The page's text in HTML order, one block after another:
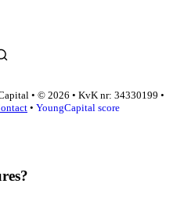
• © 2026 • KvK nr: 34330199 •
• YoungCapital score